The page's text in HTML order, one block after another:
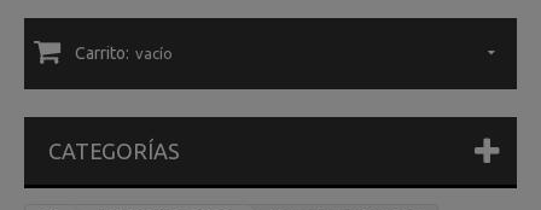
Carrito: vacío
CATEGORÍAS